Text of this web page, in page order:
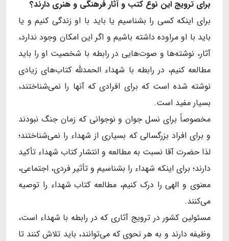
برای ترویج این نوع کتب و آثار فرهنگی و هنری دارند؟
برای اینکه کسی را بشناسیم یا باید با او زندگی کنیم و یا
باید با او مراوده داشته باشیم و اگر این امکان وجود ندارد،
آثار، نوشته‌ها و صوت‌هایی در رابطه ‌با شخصیت او را باید
مطالعه کنیم، در رابطه ‌با شهداء الحمدلله کتاب‌های زیادی
نوشته شده است که برای افرادی که آنها را نمی‌شناختند،
بسیار مفید است.
مخصوصاً برای نسل جوان و نوجوانی که زمان جنگ نبودند
و برای افراد بزرگسالی که بسیاری از شهداء را نمی‌شناختند؛
لذا حضرت آقا نسبت به مطالعه و انتشار کتاب شهداء تأکید
دارند؛ برای اینکه شهداء را بشناسیم و تأثیر فردی، اجتماعی،
معنوی و الهی را درک کنیم، مطالعه کتاب شهداء را توصیه
می‌کنند.
مسئولین کشور در ترویج آثاری که در رابطه ‌با شهداء است،
وظیفه دارند و به هر نحوی که می‌توانند، باید تلاش کنند تا